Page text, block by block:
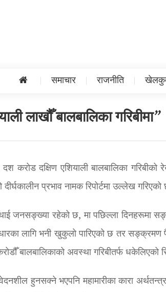
समाचार राजनीति
लाखौँ बालबालिका गरिबीमा”
दश करोड दक्षिण एशियाली बालबालिका गरिबीको
प्रभाव नामक रिपोर्टमा उल्लेख
जनसङ्ख्या रहेको छ, मा पछिल्ला दिनहरूमा
लागि भनी खुकुलो पारिएको छ तर
बालबालिकाको अवस्था गरिबीतर्फ धकेलिएको
हुनसक्ने भएपनि महामारीका कारा